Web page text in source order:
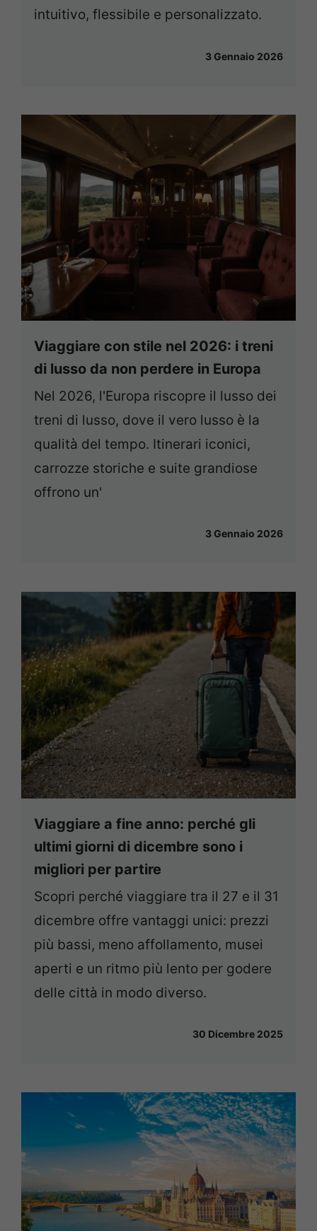
intuitivo, flessibile e personalizzato.
3 Gennaio 2026
Viaggiare con stile nel 2026: i treni
di lusso da non perdere in Europa
Nel 2026, l'Europa riscopre il lusso dei
treni di lusso, dove il vero lusso è la
qualità del tempo. Itinerari iconici,
carrozze storiche e suite grandiose
offrono un'
3 Gennaio 2026
Viaggiare a fine anno: perché gli
ultimi giorni di dicembre sono i
migliori per partire
Scopri perché viaggiare tra il 27 e il 31
dicembre offre vantaggi unici: prezzi
più bassi, meno affollamento, musei
aperti e un ritmo più lento per godere
delle città in modo diverso.
30 Dicembre 2025